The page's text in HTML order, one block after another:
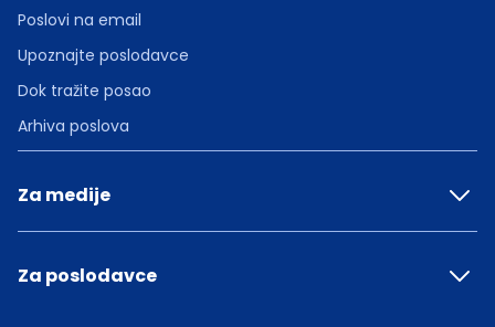
Poslovi na email
Upoznajte poslodavce
Dok tražite posao
Arhiva poslova
Za medije
Za poslodavce